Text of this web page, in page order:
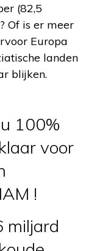
(82,5
Of is er meer
Europa
landen
blijken.
100%
voor
!
miljard